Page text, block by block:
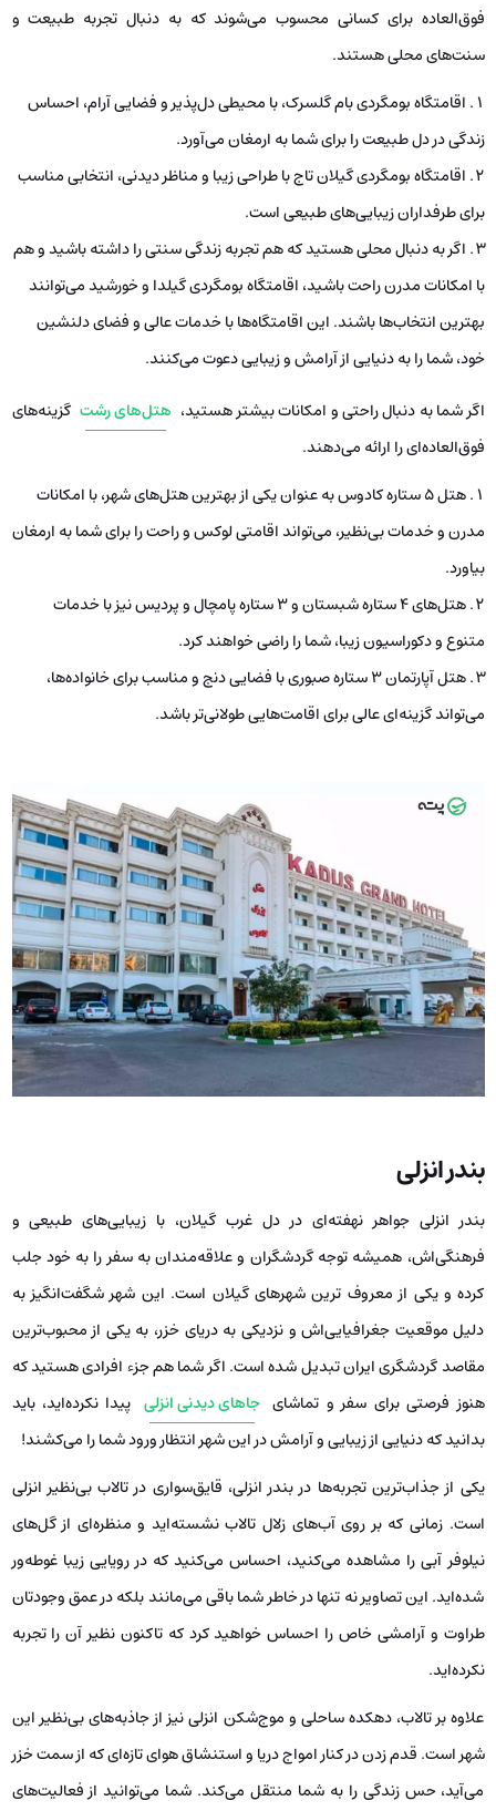
فوق‌العاده برای کسانی محسوب می‌شوند که به دنبال تجربه طبیعت و
سنت‌های محلی هستند.
اقامتگاه بومگردی بام گلسرک، با محیطی دل‌پذیر و فضایی آرام، احساس
زندگی در دل طبیعت را برای شما به ارمغان می‌آورد.
اقامتگاه بومگردی گیلان تاج با طراحی زیبا و مناظر دیدنی، انتخابی مناسب
برای طرفداران زیبایی‌های طبیعی است.
اگر به دنبال محلی هستید که هم تجربه زندگی سنتی را داشته باشید و هم
با امکانات مدرن راحت باشید، اقامتگاه بومگردی گیلدا و خورشید می‌توانند
بهترین انتخاب‌ها باشند. این اقامتگاه‌ها با خدمات عالی و فضای دلنشین
خود، شما را به دنیایی از آرامش و زیبایی دعوت می‌کنند.
اگر شما به دنبال راحتی و امکانات بیشتر هستید، هتل‌های رشت گزینه‌های
فوق‌العاده‌ای را ارائه می‌دهند.
هتل ۵ ستاره کادوس به عنوان یکی از بهترین هتل‌های شهر، با امکانات
مدرن و خدمات بی‌نظیر، می‌تواند اقامتی لوکس و راحت را برای شما به ارمغان
بیاورد.
هتل‌های ۴ ستاره شبستان و ۳ ستاره پامچال و پردیس نیز با خدمات
متنوع و دکوراسیون زیبا، شما را راضی خواهند کرد.
هتل آپارتمان ۳ ستاره صبوری با فضایی دنج و مناسب برای خانواده‌ها،
می‌تواند گزینه‌ای عالی برای اقامت‌هایی طولانی‌تر باشد.
بندر انزلی
بندر انزلی جواهر نهفته‌ای در دل غرب گیلان، با زیبایی‌های طبیعی و
فرهنگی‌اش، همیشه توجه گردشگران و علاقه‌مندان به سفر را به خود جلب
کرده و یکی از معروف ترین شهرهای گیلان است. این شهر شگفت‌انگیز به
دلیل موقعیت جغرافیایی‌اش و نزدیکی به دریای خزر، به یکی از محبوب‌ترین
مقاصد گردشگری ایران تبدیل شده است. اگر شما هم جزء افرادی هستید که
هنوز فرصتی برای سفر و تماشای جاهای دیدنی انزلی پیدا نکرده‌اید، باید
بدانید که دنیایی از زیبایی و آرامش در این شهر انتظار ورود شما را می‌کشند!
یکی از جذاب‌ترین تجربه‌ها در بندر انزلی، قایق‌سواری در تالاب بی‌نظیر انزلی
است. زمانی که بر روی آب‌های زلال تالاب نشسته‌اید و منظره‌ای از گل‌های
نیلوفر آبی را مشاهده می‌کنید، احساس می‌کنید که در رویایی زیبا غوطه‌ور
شده‌اید. این تصاویر نه تنها در خاطر شما باقی می‌مانند بلکه در عمق وجودتان
طراوت و آرامشی خاص را احساس خواهید کرد که تاکنون نظیر آن را تجربه
نکرده‌اید.
علاوه بر تالاب، دهکده ساحلی و موج‌شکن انزلی نیز از جاذبه‌های بی‌نظیر این
شهر است. قدم زدن در کنار امواج دریا و استنشاق هوای تازه‌ای که از سمت خزر
می‌آید، حس زندگی را به شما منتقل می‌کند. شما می‌توانید از فعالیت‌های